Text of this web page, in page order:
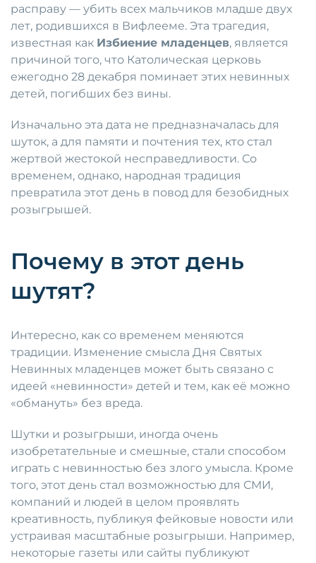
расправу — убить всех мальчиков младше двух
лет, родившихся в Вифлееме. Эта трагедия,
известная как Избиение младенцев, является
причиной того, что Католическая церковь
ежегодно 28 декабря поминает этих невинных
детей, погибших без вины.
Изначально эта дата не предназначалась для
шуток, а для памяти и почтения тех, кто стал
жертвой жестокой несправедливости. Со
временем, однако, народная традиция
превратила этот день в повод для безобидных
розыгрышей.
Почему в этот день
шутят?
Интересно, как со временем меняются
традиции. Изменение смысла Дня Святых
Невинных младенцев может быть связано с
идеей «невинности» детей и тем, как её можно
«обмануть» без вреда.
Шутки и розыгрыши, иногда очень
изобретательные и смешные, стали способом
играть с невинностью без злого умысла. Кроме
того, этот день стал возможностью для СМИ,
компаний и людей в целом проявлять
креативность, публикуя фейковые новости или
устраивая масштабные розыгрыши. Например,
некоторые газеты или сайты публикуют